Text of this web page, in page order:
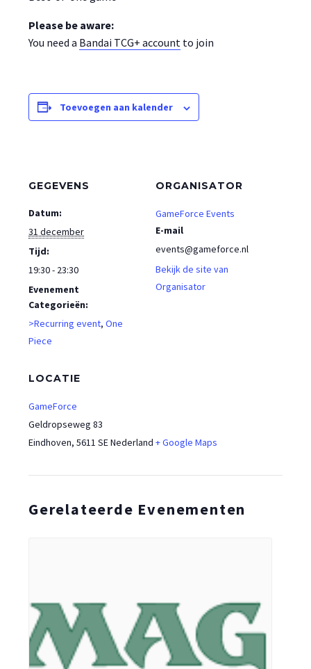
Please be aware:
You need a Bandai TCG+ account to join
Toevoegen aan kalender
GEGEVENS
Datum:
31 december
Tijd:
19:30 - 23:30
Evenement
Categorieën:
>Recurring event, One
Piece
LOCATIE
GameForce
Geldropseweg 83
Eindhoven, 5611 SENederland + Google Maps
ORGANISATOR
GameForce Events
E-mail
events@gameforce.nl
Bekijk de site van
Organisator
Gerelateerde Evenementen